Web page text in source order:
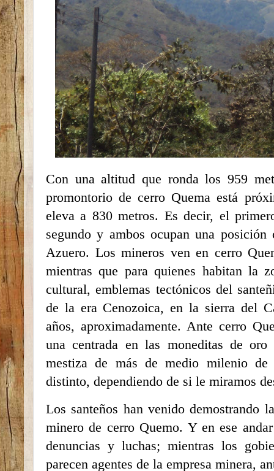
Con una altitud que ronda los 959
promontorio de cerro Quema está
eleva a 830 metros. Es decir, el
segundo y ambos ocupan una
Azuero. Los mineros ven en cerro
mientras que para quienes habitan la
cultural, emblemas tectónicos del
de la era Cenozoica, en la sierra del
años, aproximadamente. Ante cerro
una centrada en las moneditas de
mestiza de más de medio milenio
distinto, dependiendo de si le miramos
Los santeños han venido demostrando
minero de cerro Quemo. Y en ese
denuncias y luchas; mientras los
parecen agentes de la empresa minera,